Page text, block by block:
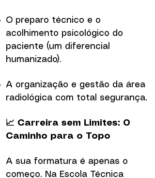
O preparo técnico e o
acolhimento psicológico do
paciente (um diferencial
humanizado).
A organização e gestão da área
radiológica com total segurança.
📈 Carreira sem Limites: O
Caminho para o Topo
A sua formatura é apenas o
começo. Na Escola Técnica